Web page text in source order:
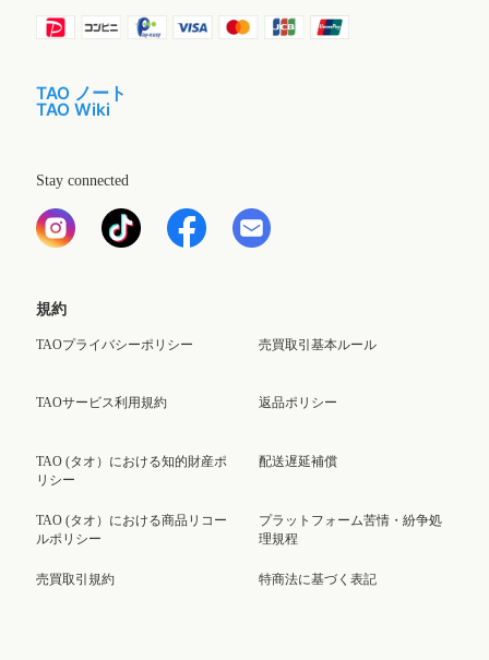
TAO ノート
TAO Wiki
Stay connected
規約
TAOプライバシーポリシー
TAOサービス利用規約
TAO (タオ）における知的財産ポ
リシー
TAO (タオ）における商品リコー
ルポリシー
売買取引規約
売買取引基本ルール
返品ポリシー
配送遅延補償
プラットフォーム苦情・紛争処
理規程
特商法に基づく表記